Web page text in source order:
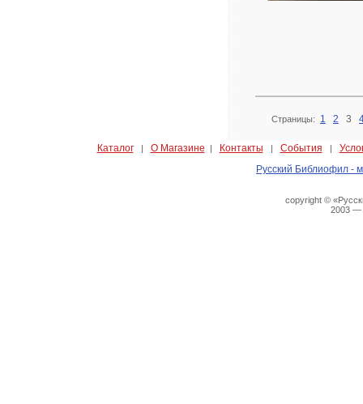
Страницы: 1 2 3
Каталог| О Магазине | Контакты | События |
Русский Библиофил -
copyright ©
2003 —